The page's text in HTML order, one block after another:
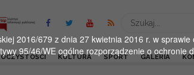
Wyszukaj
KULTURA SPORT GALERIA
2016/679 z dnia 27 kwietnia 2016 r. w
95/46/WE ogólne rozporządzenie o ochronie